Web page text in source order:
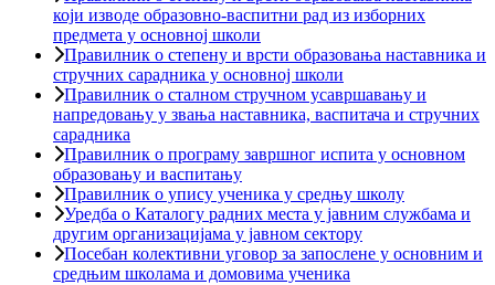
који изводе образовно-васпитни рад из изборних
предмета у основној школи
Правилник о степену и врсти образовања наставника и
стручних сарадника у основној школи
Правилник о сталном стручном усавршавању и
напредовању у звања наставника, васпитача и стручних
сарадника
Правилник о програму завршног испита у основном
образовању и васпитању
Правилник о упису ученика у средњу школу
Уредба о Каталогу радних места у јавним службама и
другим организацијама у јавном сектору
Посебан колективни уговор за запослене у основним и
средњим школама и домовима ученика